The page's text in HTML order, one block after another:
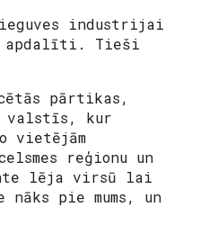
industrijai
apdalīti. Tieši
pārtikas,
valstīs, kur
vietējām
reģionu un
lēja virsū lai
pie mums, un